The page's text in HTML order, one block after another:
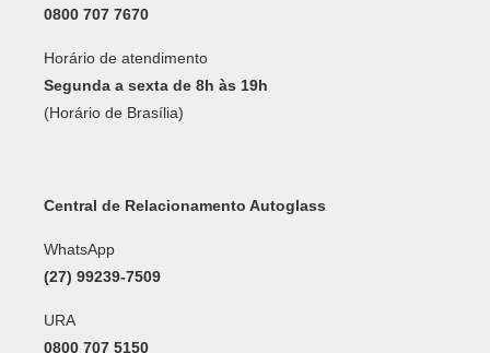
0800 707 7670
Horário de atendimento
Segunda a sexta de 8h às 19h
(Horário de Brasília)
Central de Relacionamento Autoglass
WhatsApp
(27) 99239-7509
URA
0800 707 5150